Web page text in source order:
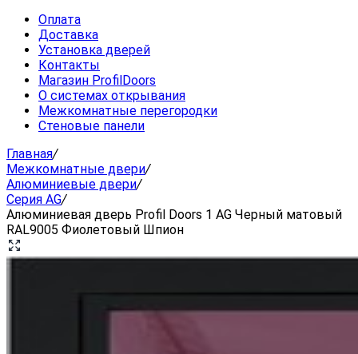
Оплата
Доставка
Установка дверей
Контакты
Магазин ProfilDoors
О системах открывания
Межкомнатные перегородки
Стеновые панели
Главная/
Межкомнатные двери/
Алюминиевые двери/
Серия AG/
Алюминиевая дверь Profil Doors 1 AG Черный матовый
RAL9005 Фиолетовый Шпион